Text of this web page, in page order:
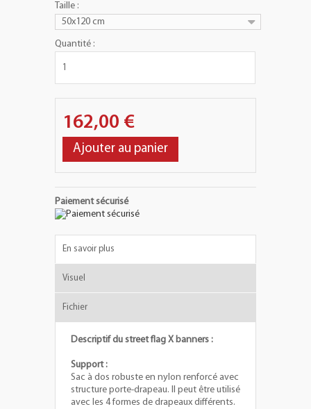
Taille :
50x120 cm
Quantité :
162,00 €
Ajouter au panier
Paiement sécurisé
En savoir plus
Visuel
Fichier
Descriptif du street flag X banners :
Support :
Sac à dos robuste en nylon renforcé avec
structure porte-drapeau. Il peut être utilisé
avec les 4 formes de drapeaux différents.